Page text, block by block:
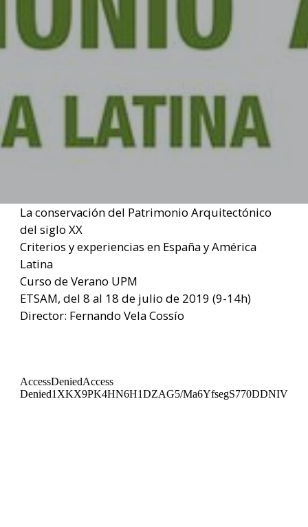
La conservación del Patrimonio Arquitectónico
del siglo XX
Criterios y experiencias en España y América
Latina
Curso de Verano UPM
ETSAM, del 8 al 18 de julio de 2019 (9-14h)
Director: Fernando Vela Cossío